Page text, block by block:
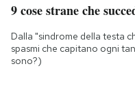
9 cose strane che
Dalla "sindrome della testa
spasmi che capitano ogni
sono?)